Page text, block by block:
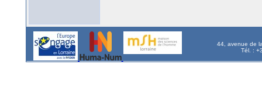
44, avenue de
Tél. :